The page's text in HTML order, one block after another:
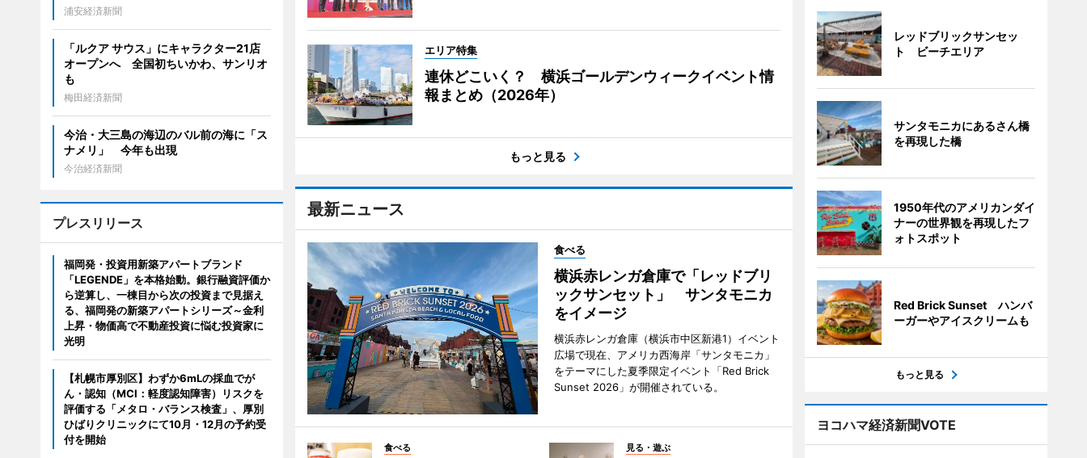
エリア特集
連休どこいく？ 横浜ゴールデンウィークイベント情
報まとめ（2026年）
もっと見る
最新ニュース
食べる
横浜赤レンガ倉庫で「レッドブリ
ックサンセット」 サンタモニカ
をイメージ
横浜赤レンガ倉庫（横浜市中区新港1）イベント
広場で現在、アメリカ西海岸「サンタモニカ」
をテーマにした夏季限定イベント「Red Brick
Sunset 2026」が開催されている。
食べる 見る・遊ぶ
浦安経済新聞
「ルクア サウス」にキャラクター21店
オープンへ 全国初ちいかわ、サンリオ
も
梅田経済新聞
今治・大三島の海辺のバル前の海に「ス
ナメリ」 今年も出現
今治経済新聞
プレスリリース
福岡発・投資用新築アパートブランド
「LEGENDE」を本格始動。銀行融資評価か
ら逆算し、一棟目から次の投資まで見据え
る、福岡発の新築アパートシリーズ～金利
上昇・物価高で不動産投資に悩む投資家に
光明
【札幌市厚別区】わずか6mLの採血でが
ん・認知（MCI：軽度認知障害）リスクを
評価する「メタロ・バランス検査」、厚別
ひばりクリニックにて10月・12月の予約受
付を開始
レッドブリックサンセッ
ト ビーチエリア
サンタモニカにあるさん橋
を再現した橋
1950年代のアメリカンダイ
ナーの世界観を再現したフ
ォトスポット
Red Brick Sunset ハンバ
ーガーやアイスクリームも
もっと見る
ヨコハマ経済新聞VOTE